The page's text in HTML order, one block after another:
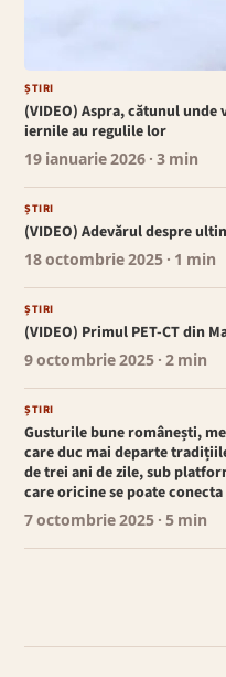
ȘTIRI
(VIDEO) Aspra, cătunul
iernile au regulile lor
19 ianuarie 2026 · 3 min
ȘTIRI
(VIDEO) Adevărul despre
18 octombrie 2025 · 1 min
ȘTIRI
(VIDEO) Primul PET-CT din
9 octombrie 2025 · 2 min
ȘTIRI
Gusturile bune românești,
care duc mai departe
de trei ani de zile, sub
care oricine se poate
7 octombrie 2025 · 5 min